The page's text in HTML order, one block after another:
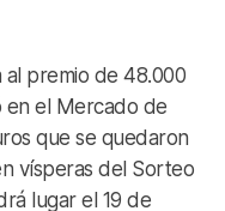
al premio de 48.000
en el Mercado de
que se quedaron
vísperas del Sorteo
lugar el 19 de